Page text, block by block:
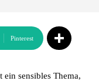
Pinterest
sensibles Thema,